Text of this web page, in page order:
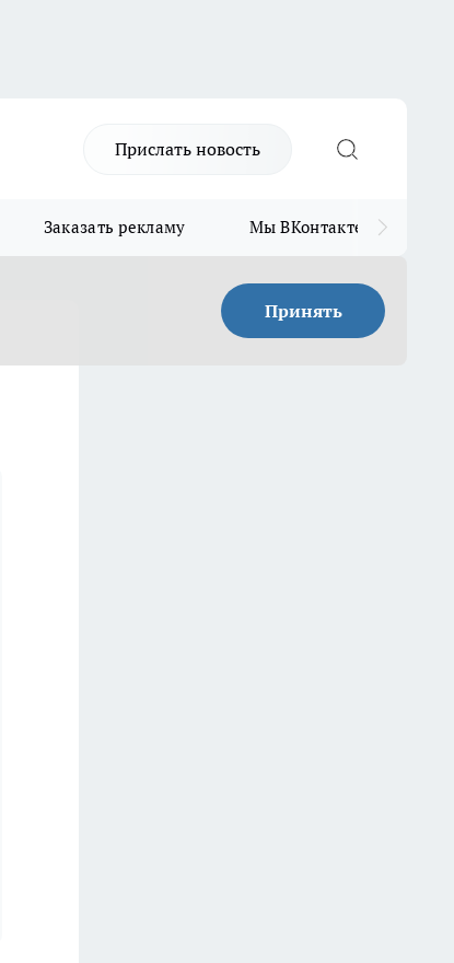
Прислать новость
Заказать рекламу Мы ВКонтакте
Принять